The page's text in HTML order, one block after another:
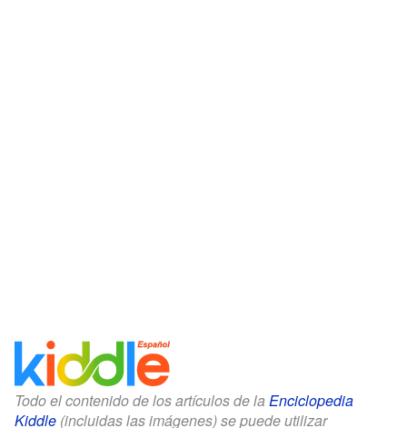
Todo el contenido de los artículos de la Enciclopedia
Kiddle (incluidas las imágenes) se puede utilizar